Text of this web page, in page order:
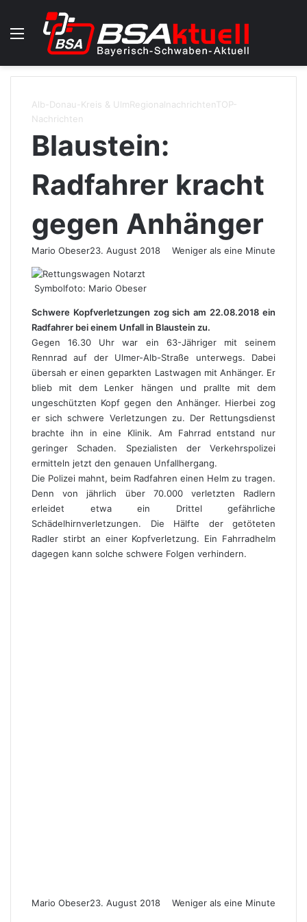
Menü
Alb-Donau-Kreis & UlmRegionalnachrichten TOP-
Nachrichten
Blaustein:
Radfahrer kracht
gegen Anhänger
Mario Obeser23. August 2018 Weniger als eine Minute
Symbolfoto: Mario Obeser
Schwere Kopfverletzungen zog sich am 22.08.2018 ein
Radfahrer bei einem Unfall in Blaustein zu.
Gegen 16.30 Uhr war ein 63-Jähriger mit seinem
Rennrad auf der Ulmer-Alb-Straße unterwegs. Dabei
übersah er einen geparkten Lastwagen mit Anhänger. Er
blieb mit dem Lenker hängen und prallte mit dem
ungeschützten Kopf gegen den Anhänger. Hierbei zog
er sich schwere Verletzungen zu. Der Rettungsdienst
brachte ihn in eine Klinik. Am Fahrrad entstand nur
geringer Schaden. Spezialisten der Verkehrspolizei
ermitteln jetzt den genauen Unfallhergang.
Die Polizei mahnt, beim Radfahren einen Helm zu tragen.
Denn von jährlich über 70.000 verletzten Radlern
erleidet etwa ein Drittel gefährliche
Schädelhirnverletzungen. Die Hälfte der getöteten
Radler stirbt an einer Kopfverletzung. Ein Fahrradhelm
dagegen kann solche schwere Folgen verhindern.
Mario Obeser23. August 2018 Weniger als eine Minute